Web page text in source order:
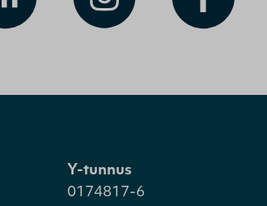
Y-tunnus
0174817-6